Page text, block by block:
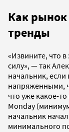
Как рынок
тренды
«Извините, что
силу», — так
начальник,
напряженными,
что уже какое-
Monday
начальник
минимального